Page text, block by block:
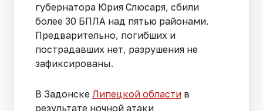
губернатора Юрия Слюсаря, сбили
более 30 БПЛА над пятью районами.
Предварительно, погибших и
пострадавших нет, разрушения не
зафиксированы.
В Задонске Липецкой области в
результате ночной атаки